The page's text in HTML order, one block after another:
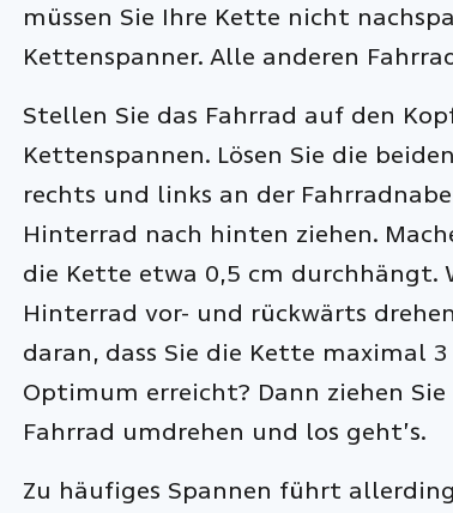
müssen Sie Ihre Kette nicht
Kettenspanner. Alle anderen
Stellen Sie das Fahrrad auf den
Kettenspannen. Lösen Sie die
rechts und links an der
Hinterrad nach hinten ziehen.
die Kette etwa 0,5 cm durchhängt.
Hinterrad vor- und rückwärts
daran, dass Sie die Kette maximal
Optimum erreicht? Dann ziehen
Fahrrad umdrehen und los geht’s.
Zu häufiges Spannen führt